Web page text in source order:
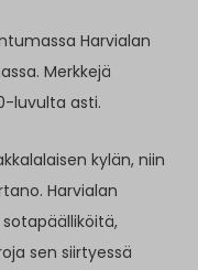
Harvialan
Merkkejä
luvulta asti.
kylän, niin
Harvialan
sen siirtyessä